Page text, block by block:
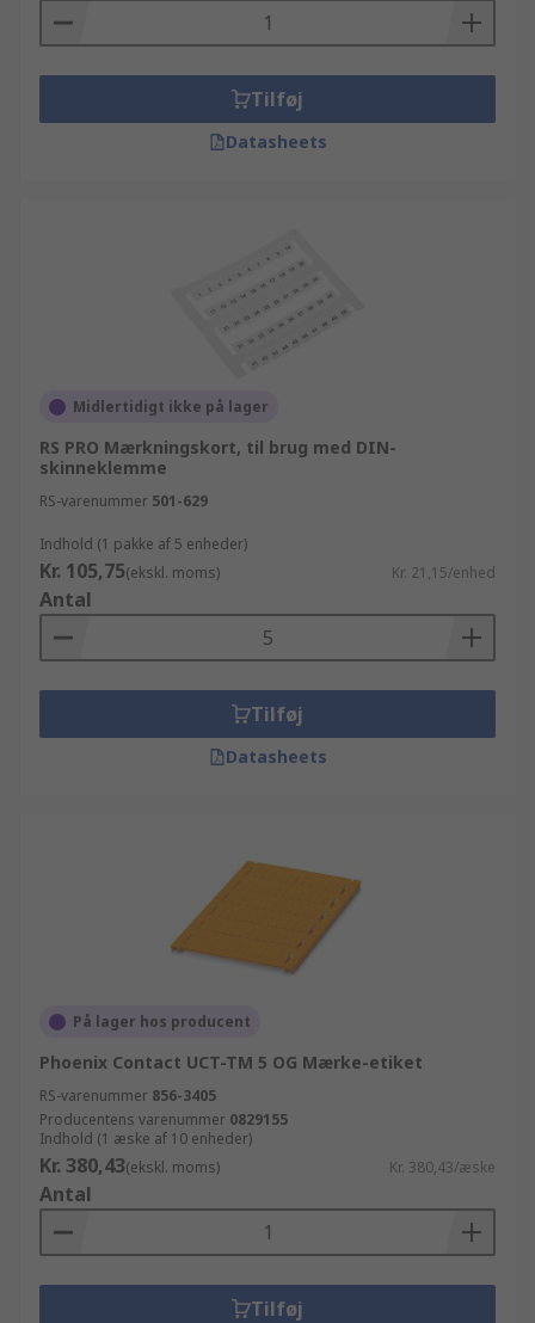
Tilføj
Datasheets
Midlertidigt ikke på lager
RS PRO Mærkningskort, til brug med DIN-
skinneklemme
RS-varenummer 501-629
Indhold (1 pakke af 5 enheder)
Kr. 105,75(ekskl. moms) Kr. 21,15/enhed
Antal
Tilføj
Datasheets
På lager hos producent
Phoenix Contact UCT-TM 5 OG Mærke-etiket
RS-varenummer 856-3405
Producentens varenummer 0829155
Indhold (1 æske af 10 enheder)
Kr. 380,43(ekskl. moms) Kr. 380,43/æske
Antal
Tilføj